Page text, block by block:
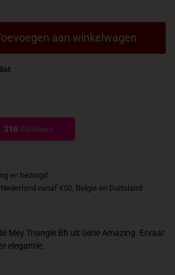
aan winkelwagen
en bezorgd
vanaf €50, Belgie en Duitsland
Mey Triangle Bh uit Serie Amazing. Ervaar
elegantie.